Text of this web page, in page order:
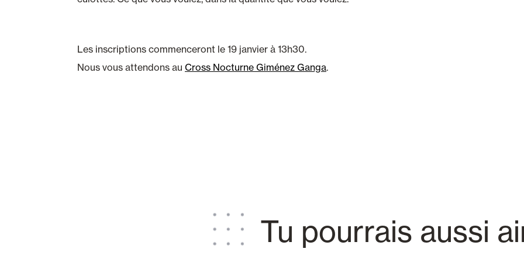
Les inscriptions commenceront le 19 janvier à 13h30.
Nous vous attendons au Cross Nocturne Giménez Ganga.
Tu pourrais aussi